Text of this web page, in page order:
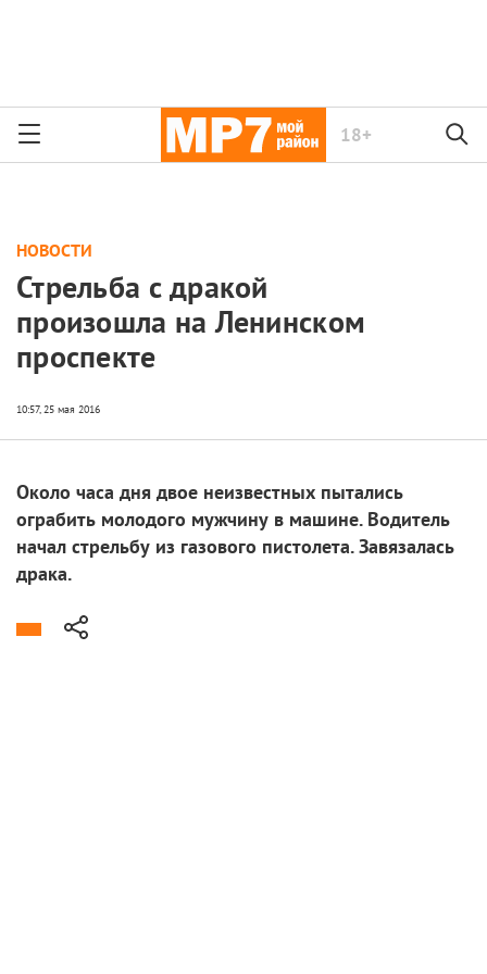
18+
НОВОСТИ
Стрельба с дракой
произошла на Ленинском
проспекте
Около часа дня двое неизвестных пытались
ограбить молодого мужчину в машине. Водитель
начал стрельбу из газового пистолета. Завязалась
драка.